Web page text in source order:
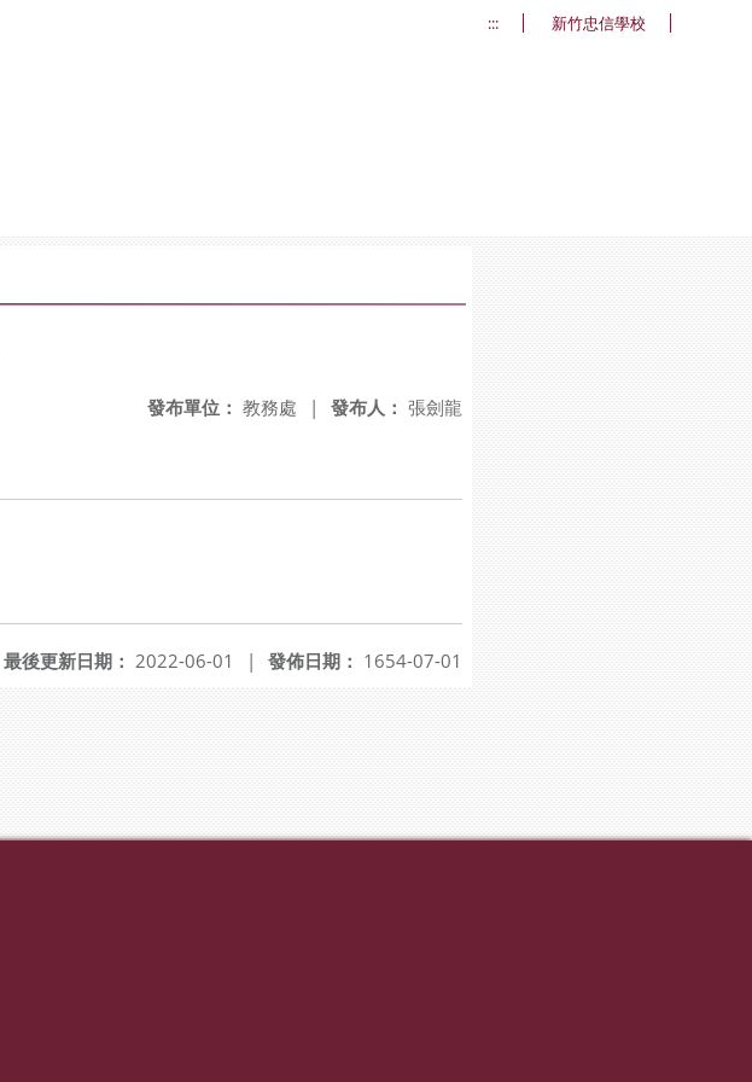
::: 新竹忠信學校
發布人： 張劍龍
發布單位： 教務處 |
發佈日期： 1654-07-01
最後更新日期： 2022-06-01 |